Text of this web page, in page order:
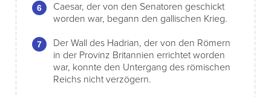
Caesar, der von den Senatoren geschickt
worden war, begann den gallischen Krieg.
Der Wall des Hadrian, der von den Römern
in der Provinz Britannien errichtet worden
war, konnte den Untergang des römischen
Reichs nicht verzögern.